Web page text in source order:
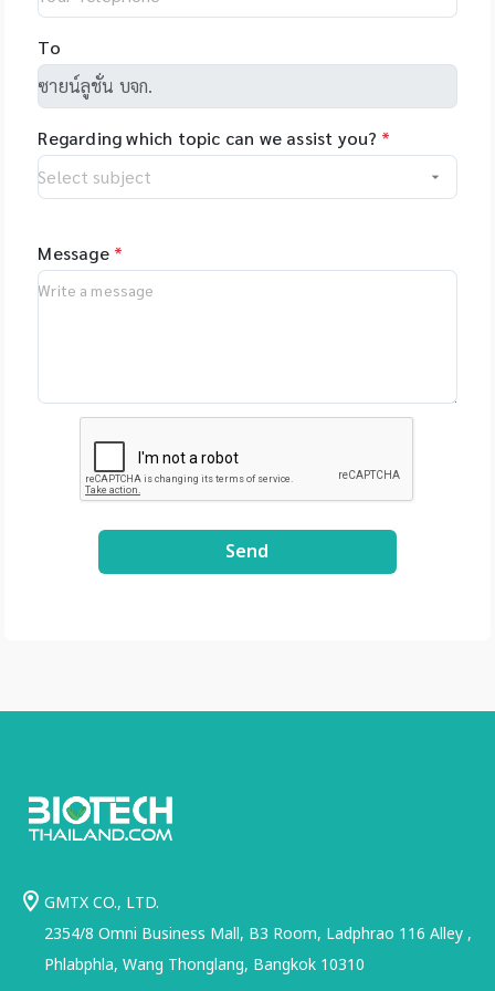
set-up even
minimal training.
Health, US -
NimaGen,
Netherlands - PSI
(Photon Systems
Phenomics Systems,
Oxford Nanopore
China - Qualitype,
LIMS, Germany -
US Download
https://drive.google
.com/file/d/1GLRohy
kZyVSyDn2LiVT_W8E
3xDE2Uxe0/view?
To
Regarding which topic can we assist you? *
Message *
Send
GMTX CO., LTD.
2354/8 Omni Business Mall, B3 Room, Ladphrao 116 Alley ,
Phlabphla, Wang Thonglang, Bangkok 10310